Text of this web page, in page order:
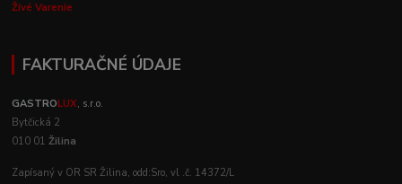
Živé Varenie
FAKTURAČNÉ ÚDAJE
GASTROLUX, s.r.o.
Bytčická 2
010 01Žilina
Zapísaný v OR SR Žilina, odd:Sro, vl .č. 14372/L